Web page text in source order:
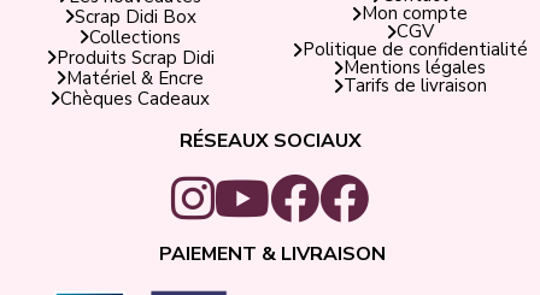
Scrap Didi Box
Collections
Produits Scrap Didi
Matériel & Encre
Chèques Cadeaux
Mon compte
CGV
Politique de confidentialité
Mentions légales
Tarifs de livraison
RÉSEAUX SOCIAUX
PAIEMENT & LIVRAISON